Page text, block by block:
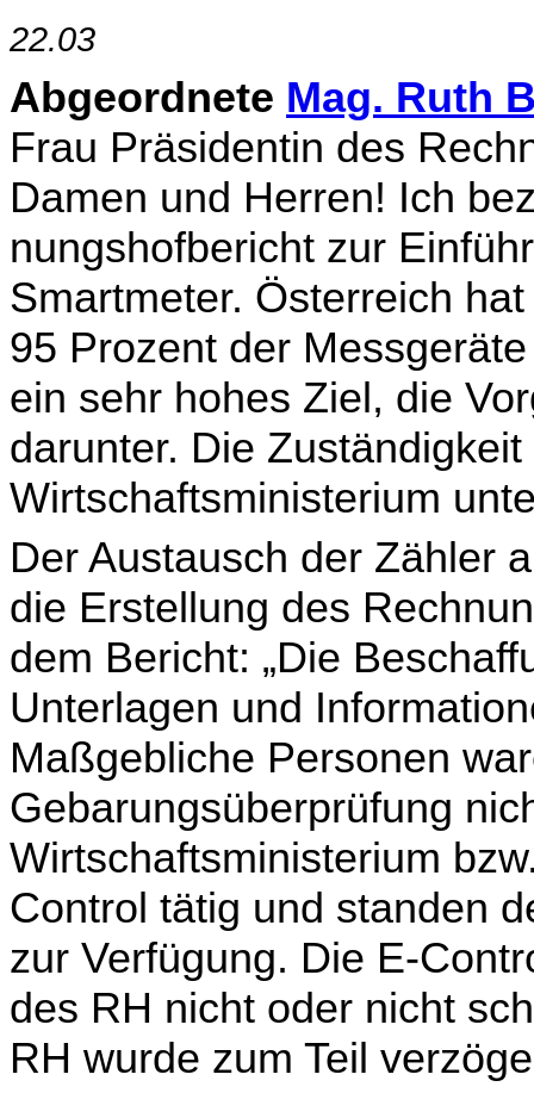
22.03
Abgeordnete Mag. Ruth
Frau Präsidentin des
Damen und Herren! Ich
nungshofbericht zur
Smartmeter. Öster­reich
95 Prozent der
ein sehr hohes Ziel, die
darunter. Die
Wirtschaftsministerium
Der Austausch der Zähler
die Erstellung des
dem Bericht: „Die
Unterlagen und
Maßgebliche Personen
Gebarungsüberprüfung
Wirtschaftsministerium
Control tätig und standen
zur Verfügung. Die E-
des RH nicht oder nicht
RH wurde zum Teil